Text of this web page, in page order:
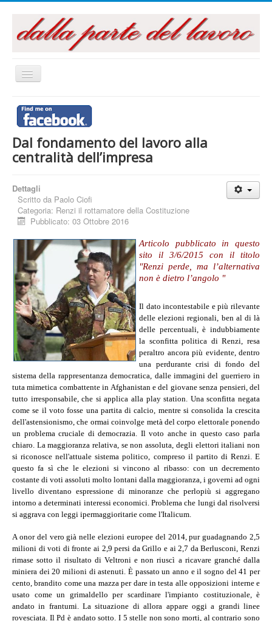
Cambia
navigazione
Home
Questo sito
Articoli e Saggi
Interventi e Relazioni
Libri e Pubblicazioni
Audiovisivi
Archivi
La campagna referendaria 2016
Dal fondamento del lavoro alla
centralità dell’impresa
Dettagli
Scritto da Paolo Ciofi
Categoria: Renzi il rottamatore della Costituzione
Pubblicato: 03 Ottobre 2016
Articolo pubblicato in questo
sito il 3/6/2015 con il titolo
"Renzi perde, ma l’alternativa
non è dietro l’angolo "
Il dato incontestabile e più rilevante
delle elezioni regionali, ben al di là
delle percentuali, è indubbiamente
la sconfitta politica di Renzi, resa
peraltro ancora più evidente, dentro
una perdurante crisi di fondo del
sistema della rappresentanza democratica, dalle immagini del guerriero in
tuta mimetica combattente in Afghanistan e del giovane senza pensieri, del
tutto irresponsabile, che si applica alla play station. Una sconfitta negata
come se il voto fosse una partita di calcio, mentre si consolida la crescita
dell'astensionismo, che ormai coinvolge metà del corpo elettorale ponendo
un problema cruciale di democrazia. Il voto anche in questo caso parla
chiaro. La maggioranza relativa, se non assoluta, degli elettori italiani non
si riconosce nell'attuale sistema politico, compreso il partito di Renzi. E
questo fa sì che le elezioni si vincono al ribasso: con un decremento
costante di voti assoluti molto lontani dalla maggioranza, i governi ad ogni
livello diventano espressione di minoranze che perlopiù si aggregano
intorno a determinati interessi economici. Problema che lungi dal risolversi
si aggrava con leggi ipermaggioritarie come l'Italicum.
A onor del vero già nelle elezioni europee del 2014, pur guadagnando 2,5
milioni di voti di fronte ai 2,9 persi da Grillo e ai 2,7 da Berlusconi, Renzi
rimase sotto il risultato di Veltroni e non riuscì a ricavare granché dalla
miniera dei 20 milioni di astenuti. È passato un anno e il sogno del 41 per
cento, brandito come una mazza per dare in testa alle opposizioni interne e
usato come un grimaldello per scardinare l'impianto costituzionale, è
andato in frantumi. La situazione di allora appare oggi a grandi linee
rovesciata. Il Pd è andato sotto. I 5 stelle non sono morti, al contrario sono